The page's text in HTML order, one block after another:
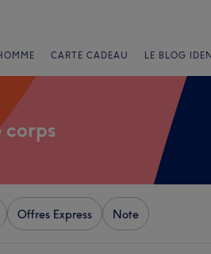
CARTE CADEAU LE BLOG
corps
Offres Express Note